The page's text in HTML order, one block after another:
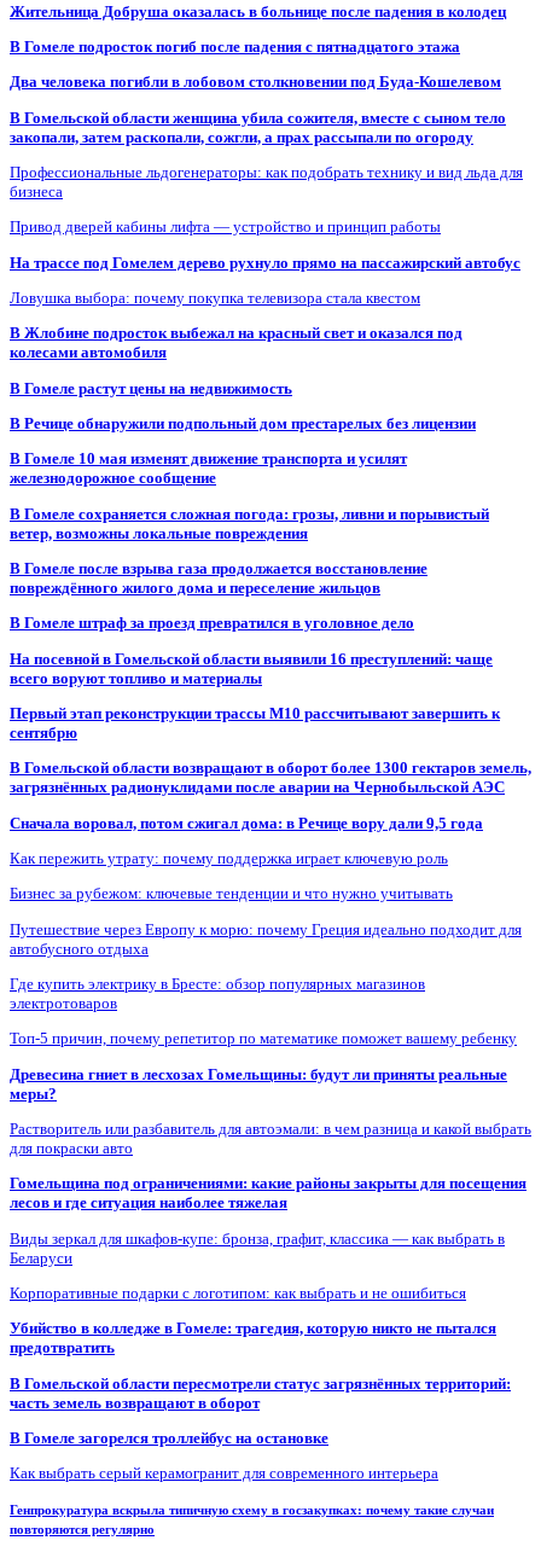
Жительница Добруша оказалась в больнице после падения в колодец
В Гомеле подросток погиб после падения с пятнадцатого этажа
Два человека погибли в лобовом столкновении под Буда-Кошелевом
В Гомельской области женщина убила сожителя, вместе с сыном тело
закопали, затем раскопали, сожгли, а прах рассыпали по огороду
Профессиональные льдогенераторы: как подобрать технику и вид льда для
бизнеса
Привод дверей кабины лифта — устройство и принцип работы
На трассе под Гомелем дерево рухнуло прямо на пассажирский автобус
Ловушка выбора: почему покупка телевизора стала квестом
В Жлобине подросток выбежал на красный свет и оказался под
колесами автомобиля
В Гомеле растут цены на недвижимость
В Речице обнаружили подпольный дом престарелых без лицензии
В Гомеле 10 мая изменят движение транспорта и усилят
железнодорожное сообщение
В Гомеле сохраняется сложная погода: грозы, ливни и порывистый
ветер, возможны локальные повреждения
В Гомеле после взрыва газа продолжается восстановление
повреждённого жилого дома и переселение жильцов
В Гомеле штраф за проезд превратился в уголовное дело
На посевной в Гомельской области выявили 16 преступлений: чаще
всего воруют топливо и материалы
Первый этап реконструкции трассы М10 рассчитывают завершить к
сентябрю
В Гомельской области возвращают в оборот более 1300 гектаров земель,
загрязнённых радионуклидами после аварии на Чернобыльской АЭС
Сначала воровал, потом сжигал дома: в Речице вору дали 9,5 года
Как пережить утрату: почему поддержка играет ключевую роль
Бизнес за рубежом: ключевые тенденции и что нужно учитывать
Путешествие через Европу к морю: почему Греция идеально подходит для
автобусного отдыха
Где купить электрику в Бресте: обзор популярных магазинов
электротоваров
Топ-5 причин, почему репетитор по математике поможет вашему ребенку
Древесина гниет в лесхозах Гомельщины: будут ли приняты реальные
меры?
Растворитель или разбавитель для автоэмали: в чем разница и какой выбрать
для покраски авто
Гомельщина под ограничениями: какие районы закрыты для посещения
лесов и где ситуация наиболее тяжелая
Виды зеркал для шкафов-купе: бронза, графит, классика — как выбрать в
Беларуси
Корпоративные подарки с логотипом: как выбрать и не ошибиться
Убийство в колледже в Гомеле: трагедия, которую никто не пытался
предотвратить
В Гомельской области пересмотрели статус загрязнённых территорий:
часть земель возвращают в оборот
В Гомеле загорелся троллейбус на остановке
Как выбрать серый керамогранит для современного интерьера
Генпрокуратура вскрыла типичную схему в госзакупках: почему такие случаи
повторяются регулярно